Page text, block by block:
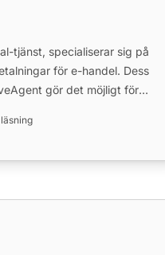
tjänst, specialiserar sig på
för e-handel. Dess
gör det möjligt för